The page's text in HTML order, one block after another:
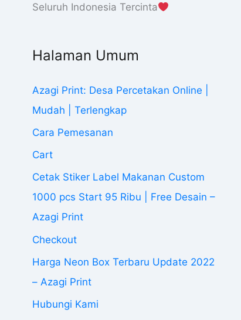
Seluruh Indonesia Tercinta
Halaman Umum
Azagi Print: Desa Percetakan Online |
Mudah | Terlengkap
Cara Pemesanan
Cart
Cetak Stiker Label Makanan Custom
1000 pcs Start 95 Ribu | Free Desain –
Azagi Print
Checkout
Harga Neon Box Terbaru Update 2022
– Azagi Print
Hubungi Kami